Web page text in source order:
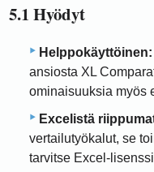
5.1 Hyödyt
Helppokäyttöinen:
ansiosta XL
ominaisuuksia myös
Excelistä
vertailutyökalut, se
tarvitse Excel-